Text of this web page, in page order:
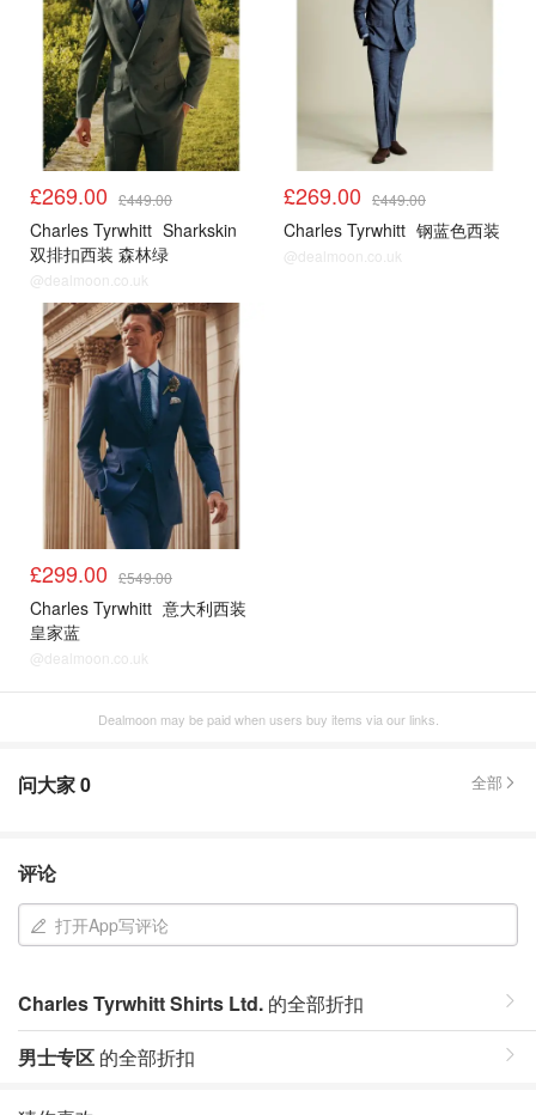
£269.00 £449.00
Charles Tyrwhitt Sharkskin
双排扣西装 森林绿
@dealmoon.co.uk
£269.00 £449.00
Charles Tyrwhitt 钢蓝色西装
@dealmoon.co.uk
大促3折起
£299.00 £549.00
Charles Tyrwhitt 意大利西装
皇家蓝
@dealmoon.co.uk
Dealmoon may be paid when users buy items via our links.
问大家0 全部
评论
打开App写评论
Charles Tyrwhitt Shirts Ltd. 的全部折扣
男士专区 的全部折扣